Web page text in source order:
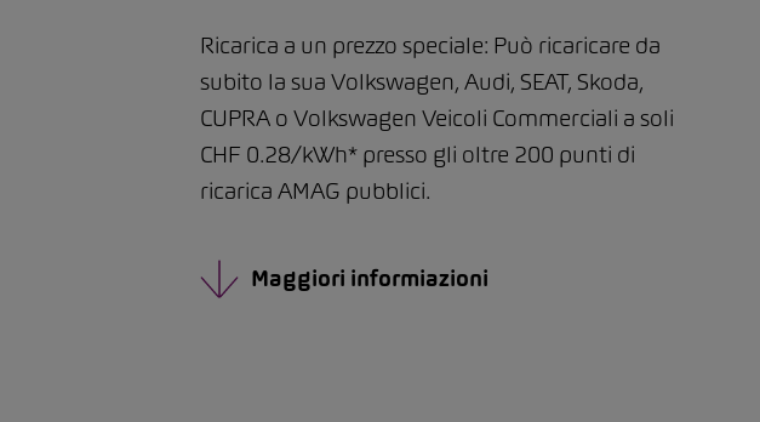
Ricarica a un prezzo speciale: Può ricaricare da
subito la sua Volkswagen, Audi, SEAT, Skoda,
CUPRA o Volkswagen Veicoli Commerciali a soli
CHF 0.28/kWh* presso gli oltre 200 punti di
ricarica AMAG pubblici.
Maggiori informiazioni